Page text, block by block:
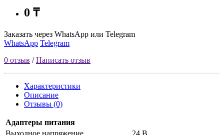
0 ₸
Заказать через WhatsApp или Telegram
WhatsApp Telegram
0 отзыв /Написать отзыв
Характеристики
Описание
Отзывы (0)
Адаптеры питания
Выходное напряжение
24 В